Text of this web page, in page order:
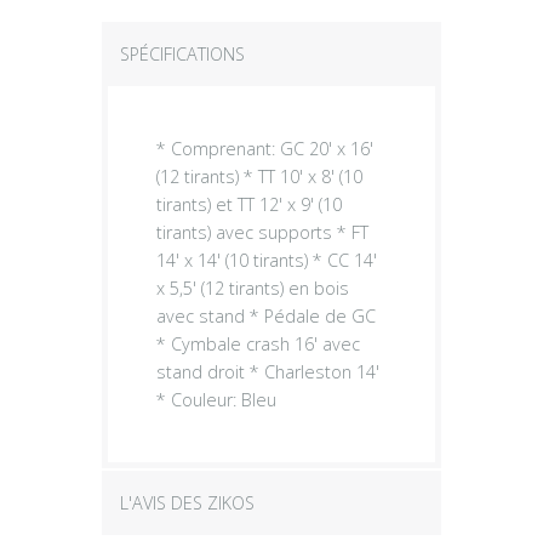
SPÉCIFICATIONS
* Comprenant: GC 20' x 16'
(12 tirants) * TT 10' x 8' (10
tirants) et TT 12' x 9' (10
tirants) avec supports * FT
14' x 14' (10 tirants) * CC 14'
x 5,5' (12 tirants) en bois
avec stand * Pédale de GC
* Cymbale crash 16' avec
stand droit * Charleston 14'
* Couleur: Bleu
L'AVIS DES ZIKOS